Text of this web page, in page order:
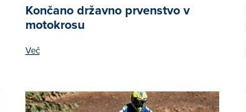
Končano državno prvenstvo v
motokrosu
Več